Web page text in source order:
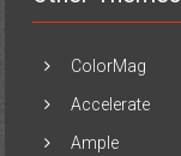
ColorMag
Accelerate
Ample